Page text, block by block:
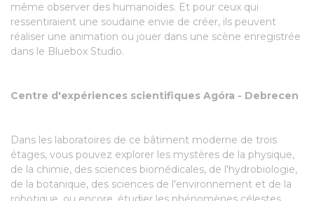
même observer des humanoïdes. Et pour ceux qui
ressentiraient une soudaine envie de créer, ils peuvent
réaliser une animation ou jouer dans une scène enregistrée
dans le Bluebox Studio.
Centre d'expériences scientifiques Agóra - Debrecen
Dans les laboratoires de ce bâtiment moderne de trois
étages, vous pouvez explorer les mystères de la physique,
de la chimie, des sciences biomédicales, de l'hydrobiologie,
de la botanique, des sciences de l'environnement et de la